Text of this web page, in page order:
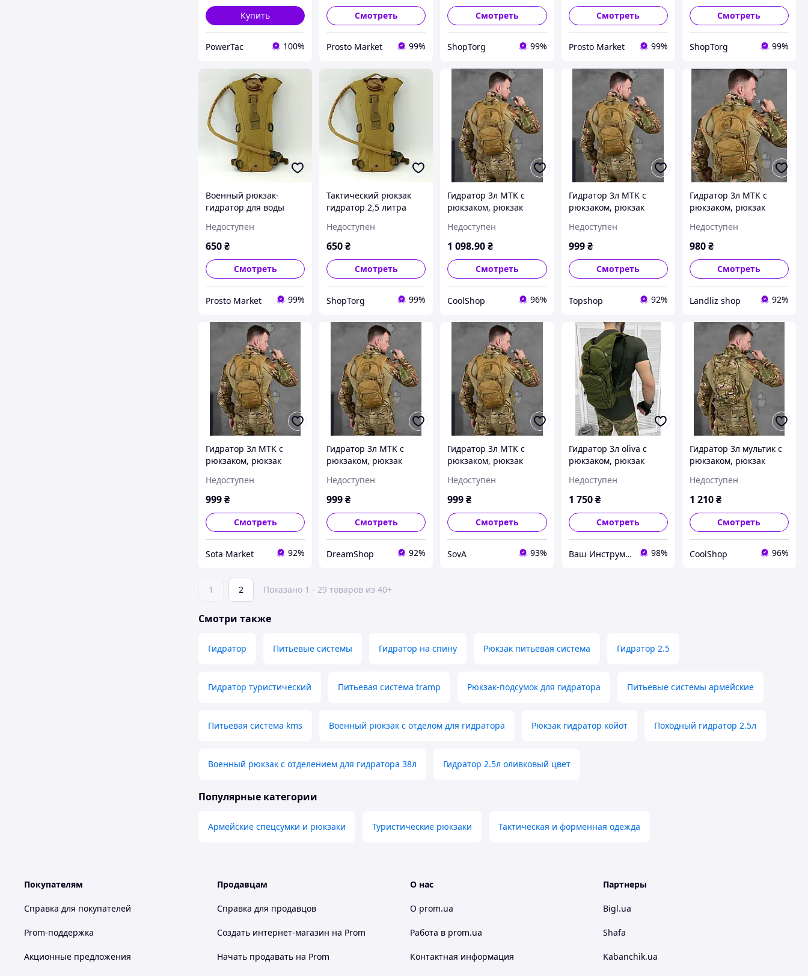
Купить
PowerTac 100%
Смотреть
Prosto Market 99%
Смотреть
ShopTorg 99%
Смотреть
Prosto Market 99%
Смотреть
ShopTorg 99%
Военный рюкзак-
гидратор для воды
2,5 литра Койот Рюкзак
тактического
KMS Camelback Coyote
Недоступен
650₴
Смотреть
Prosto Market 99%
Тактический рюкзак
гидратор 2,5 литра
Кемелбек Питьевая
система KMS
Недоступен
650₴
Смотреть
ShopTorg 99%
Гидратор 3л MTK с
рюкзаком, рюкзак
МК4795 CS
Недоступен
1 098.90₴
Смотреть
CoolShop 96%
Гидратор 3л MTK с
рюкзаком, рюкзак
МК4795 TS
Недоступен
999 ₴
Смотреть
Topshop 92%
Гидратор 3л MTK с
рюкзаком, рюкзак
МК4795(46 - 02)
Недоступен
980₴
Смотреть
Landliz shop 92%
Гидратор 3л MTK с
рюкзаком, рюкзак
МК4795
Недоступен
999₴
Смотреть
Sota Market 92%
Гидратор 3л MTK с
рюкзаком, рюкзак
МК4795 DS
Недоступен
999₴
Смотреть
DreamShop 92%
Гидратор 3л MTK с
рюкзаком, рюкзак
МК4795 SV
Недоступен
999₴
Смотреть
SovA 93%
Гидратор 3л oliva с
рюкзаком, рюкзак
Недоступен
1 750 ₴
Смотреть
Ваш Инструмент 98%
Гидратор 3л мультик с
рюкзаком, рюкзак
Недоступен
1 210₴
Смотреть
CoolShop 96%
1 2 Показано 1 - 29 товаров из 40+
Смотри также
Гидратор Питьевые системы Гидратор на спину Рюкзак питьевая система Гидратор 2.5
Гидратор туристический Питьевая система tramp Рюкзак-подсумок для гидратора Питьевые системы армейские
Питьевая система kms Военный рюкзак с отделом для гидратора Рюкзак гидратор койот Походный гидратор 2.5л
Военный рюкзак с отделением для гидратора 38л Гидратор 2.5л оливковый цвет
Популярные категории
Армейские спецсумки и рюкзаки Туристические рюкзаки Тактическая и форменная одежда
Покупателям
Справка для покупателей
Prom-поддержка
Акционные предложения
Продавцам
Справка для продавцов
Создать интернет-магазин на Prom
Начать продавать на Prom
О нас
О prom.ua
Работа в prom.ua
Контактная информация
Партнеры
Bigl.ua
Shafa
Kabanchik.ua